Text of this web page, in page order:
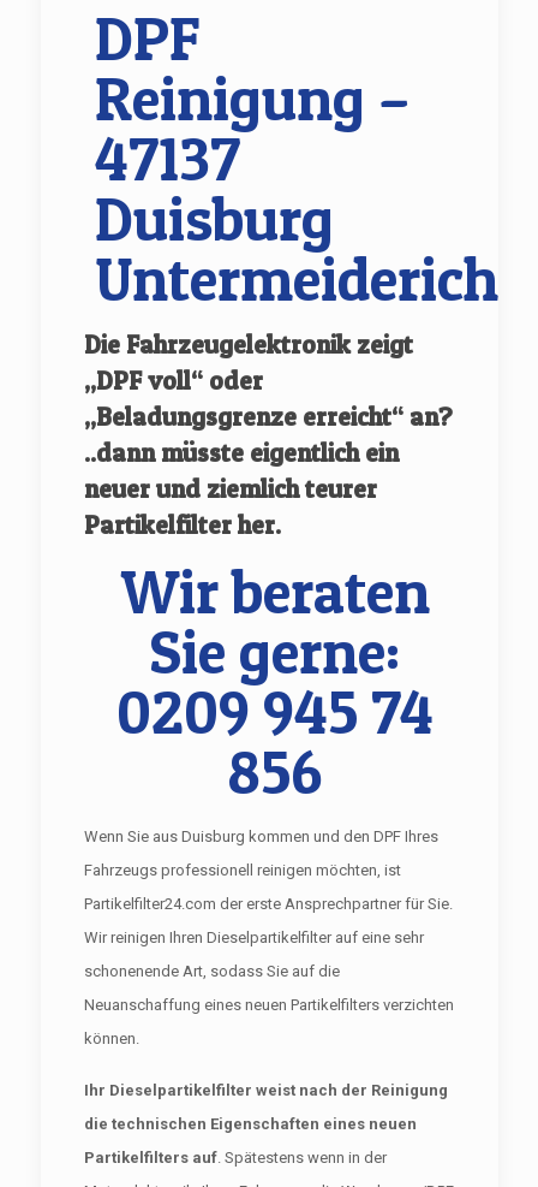
DPF
Reinigung –
47137
Duisburg
Untermeiderich
Die Fahrzeugelektronik zeigt
„DPF voll“ oder
„Beladungsgrenze erreicht“ an?
..dann müsste eigentlich ein
neuer und ziemlich teurer
Partikelfilter her.
Wir beraten
Sie gerne:
0209 945 74
856
Wenn Sie aus Duisburg kommen und den DPF Ihres
Fahrzeugs professionell reinigen möchten, ist
Partikelfilter24.com der erste Ansprechpartner für Sie.
Wir reinigen Ihren Dieselpartikelfilter auf eine sehr
schonenende Art, sodass Sie auf die
Neuanschaffung eines neuen Partikelfilters verzichten
können.
Ihr Dieselpartikelfilter weist nach der Reinigung
die technischen Eigenschaften eines neuen
Partikelfilters auf. Spätestens wenn in der